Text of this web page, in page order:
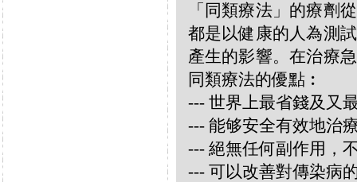
「同類療法」的療劑
都是以健康的人為測
產生的影響。在治療
同類療法的優點︰
--- 世界上最省錢及又
--- 能够安全有效地治
--- 絕無任何副作用，
--- 可以改善對傳染病